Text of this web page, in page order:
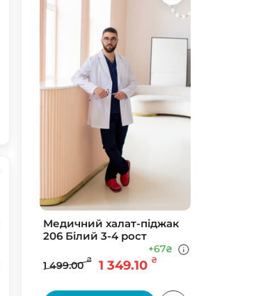
Медичний халат-піджак
206 Білий 3-4 рост
1 499.00 ₴ 1 349.10 ₴
+67₴